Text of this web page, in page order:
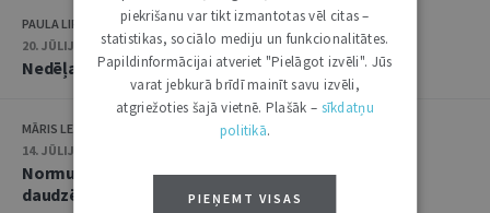
PAULA LIPE
20. JŪLIJS 2026 • 16:05
Nedēļas notikumu apskats: 13.–17. jūlijs
MĀRIS LEJA
14. JŪLIJS 2026
Normu konkurences un noziedzīgu nodarījumu
daudzējādības problemātika
piekrišanu var tikt izmantotas vēl citas –
statistikas, sociālo mediju un funkcionalitātes.
Papildinformācijai atveriet "Pielāgot izvēli". Jūs
varat jebkurā brīdī mainīt savu izvēli,
atgriežoties šajā vietnē. Plašāk – sīkdatņu
politikā.
PIEŅEMT VISAS